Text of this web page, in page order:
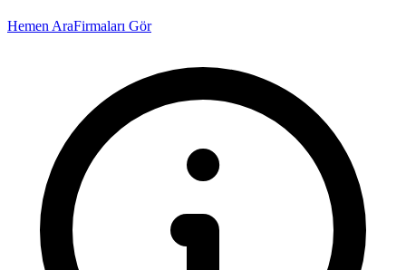
Hemen AraFirmaları Gör